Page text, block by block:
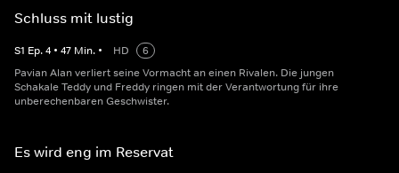
Schluss mit lustig
S1 Ep.4 • 47 Min. • HD
6
Pavian Alan verliert seine Vormacht an einen Rivalen. Die jungen
Schakale Teddy und Freddy ringen mit der Verantwortung für ihre
unberechenbaren Geschwister.
Es wird eng im Reservat